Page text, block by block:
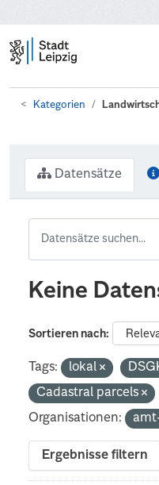
Kategorien
Datensätze
Keine
Sortieren nach
Tags: lokal
Cadastral parcels
Organisationen:
Ergebnisse filtern